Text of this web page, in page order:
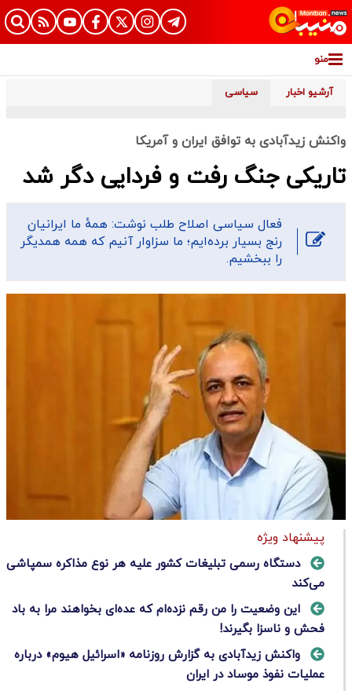
منو
آرشیو اخبار سیاسی
واکنش زیدآبادی به توافق ایران و آمریکا
تاریکی جنگ رفت و فردایی دگر شد
فعال سیاسی اصلاح طلب نوشت: همهٔ ما ایرانیان
رنج بسیار برده‌ایم؛ ما سزاوار آنیم که همه همدیگر
را ببخشیم.
پیشنهاد ویژه
دستگاه رسمی تبلیغات کشور علیه هر نوع مذاکره سمپاشی
می‌کند
این وضعیت را من رقم نزده‌ام که عده‌ای بخواهند مرا به باد
فحش و ناسزا بگیرند!
واکنش زیدآبادی به گزارش روزنامه «اسرائیل هیوم» درباره
عملیات نفوذ موساد در ایران